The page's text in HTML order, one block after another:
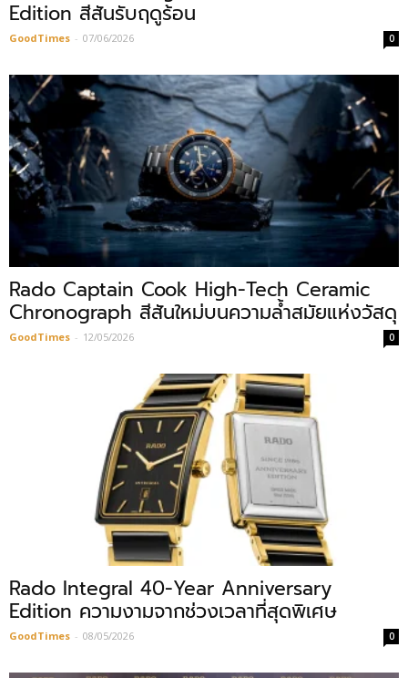
Edition สีสันรับฤดูร้อน
GoodTimes - 07/06/2026 0
Rado Captain Cook High-Tech Ceramic
Chronograph สีสันใหม่บนความล้ำสมัยแห่งวัสดุ
GoodTimes - 12/05/2026 0
Rado Integral 40-Year Anniversary
Edition ความงามจากช่วงเวลาที่สุดพิเศษ
GoodTimes - 08/05/2026 0